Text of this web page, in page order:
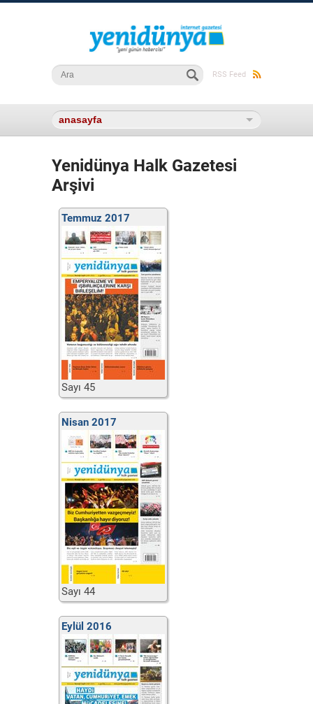
RSS Feed
Arama formu
Ara
Yenidünya Halk Gazetesi
Arşivi
Temmuz 2017
Sayı 45
Nisan 2017
Sayı 44
Eylül 2016